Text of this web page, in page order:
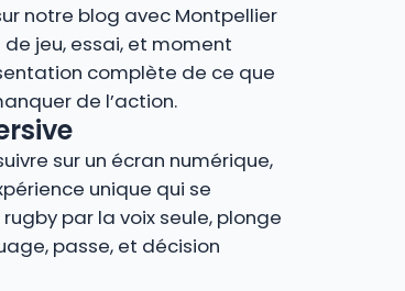
notre blog avec Montpellier
jeu, essai, et moment
complète de ce que
de l’action.
sur un écran numérique,
unique qui se
par la voix seule, plonge
passe, et décision